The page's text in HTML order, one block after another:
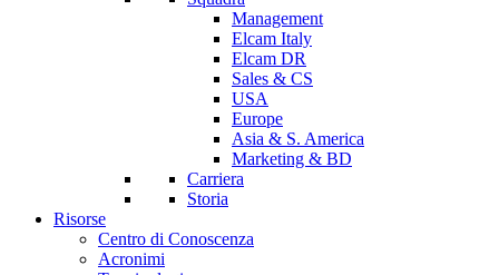
Management
Elcam Italy
Elcam DR
Sales & CS
USA
Europe
Asia & S. America
Marketing & BD
Carriera
Storia
Risorse
Centro di Conoscenza
Acronimi